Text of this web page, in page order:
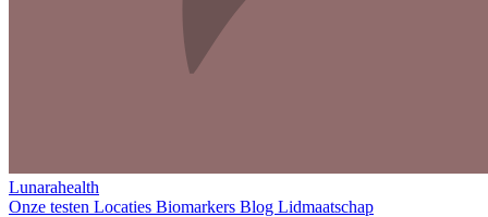
Lunarahealth
Onze testen Locaties Biomarkers Blog Lidmaatschap